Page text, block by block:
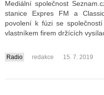
TELEVIZE
TELEVIZÍ
Mediální společnost
stanice Expres FM a
povolení k fúzi se
vlastníkem firem držících
....
Radio redakce 15. 7. 2019